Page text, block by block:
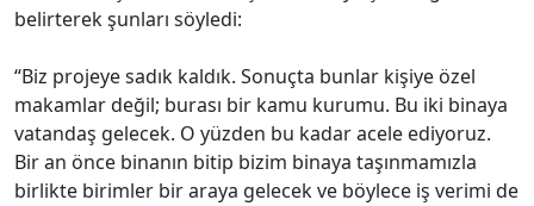
meclis salonu ve 4 adet grup toplantı odası yer alacak.
divan üyeleri için 8, meclis üyeleri için 84 koltukla birlikte
49 adet izleyici, 5 engelli ve 6 basın koltuğu olacak.
Meclis üyeleri grup toplantılarını ve sunumlarını rahatça
gerçekleştirebilecek.